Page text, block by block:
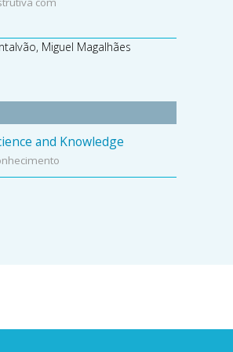
Miguel Magalhães
and Knowledge